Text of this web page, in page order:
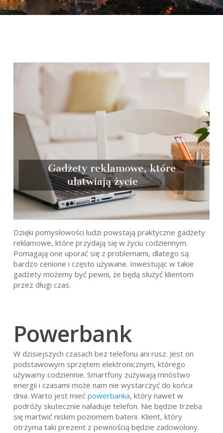
Dzięki pomysłowości ludzi powstają praktyczne gadżety
reklamowe, które przydają się w życiu codziennym.
Pomagają one uporać się z problemami, dlatego są
bardzo cenione i często używane. Inwestując w takie
gadżety możemy być pewni, że będą służyć klientom
przez długi czas.
Powerbank
W dzisiejszych czasach bez telefonu ani rusz. Jest on
podstawowym sprzętem elektronicznym, którego
używamy codziennie. Smartfony zużywają mnóstwo
energii i czasami może nam nie wystarczyć do końca
dnia. Warto jest mieć powerbanka, który nawet w
podróży skutecznie naładuje telefon. Nie będzie trzeba
się martwić niskim poziomem baterii. Klient, który
otrzyma taki prezent z pewnością będzie zadowolony.